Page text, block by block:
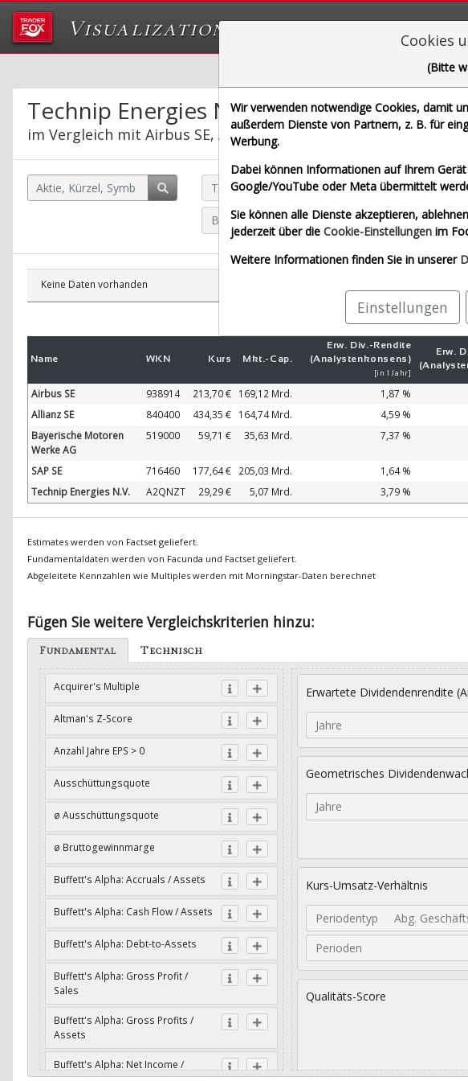
Visualizations
Technip Energies N.V.
im Vergleich mit Airbus SE, Allianz SE, Bayerische Motoren
Technip Energies N.V. (Echtzeit Euro)
Bayerische Motoren Werke AG (Echtzeit Euro)
Keine Daten vorhanden
Name WKN Kurs Mkt.- Cap.
Erw. Div.- Ren­di­te
(Analystenkonsens)
[in 1 Jahr]
Erw.
Airbus SE 938914 213,70 € 169,12 Mrd. 1,87 %
Allianz SE
840400 434,35 € 164,74 Mrd. 4,59 %
Bayerische Motoren
Werke AG
519000 59,71 € 35,63 Mrd. 7,37 %
SAP SE 716460 177,64 € 205,03 Mrd. 1,64 %
Technip Energies N.V.
A2QNZT 29,29 € 5,07 Mrd. 3,79 %
Estimates werden von Factset geliefert.
Fundamentaldaten werden von Facunda und Factset geliefert.
Abgeleitete Kennzahlen wie Multiples werden mit Morningstar-Daten berechnet
Fügen Sie weitere Vergleichskriterien hinzu:
Fundamental Technisch
Acquirer's Multiple
Altman's Z-Score
Anzahl Jahre EPS > 0
Ausschüttungsquote
ø Ausschüttungsquote
ø Bruttogewinnmarge
Buffett's Alpha: Accruals / Assets
Buffett's Alpha: Cash Flow / Assets
Buffett's Alpha: Debt-to-Assets
Buffett's Alpha: Gross Profit /
Sales
Buffett's Alpha: Gross Profits /
Assets
Buffett's Alpha: Net Income /
Erwartete Dividendenrendite
Jahre
Geometrisches
Jahre
Kurs-Umsatz-Verhältnis
Periodentyp
Abg.
Perioden
Qualitäts-Score
Cookies
(Bitte
Wir verwenden notwendige Cookies, damit
außerdem Dienste von Partnern, z. B. für
Werbung.
Dabei können Informationen auf Ihrem
Google/YouTube oder Meta übermittelt
Sie können alle Dienste akzeptieren,
jederzeit über die Cookie-Einstellungen im
Weitere Informationen finden Sie in unserer
Einstellungen